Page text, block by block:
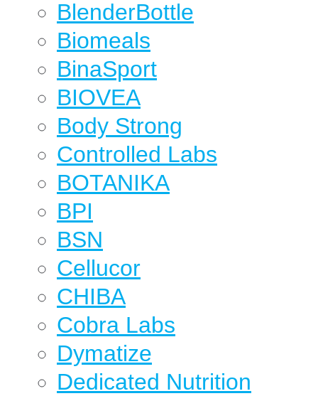
BlenderBottle
Biomeals
BinaSport
BIOVEA
Body Strong
Controlled Labs
BOTANIKA
BPI
BSN
Cellucor
CHIBA
Cobra Labs
Dymatize
Dedicated Nutrition